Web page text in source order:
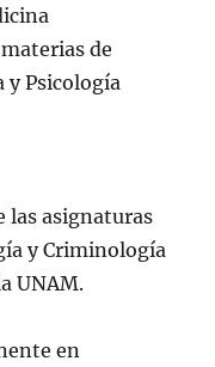
de
y Psicología
las asignaturas
y Criminología
UNAM.
en